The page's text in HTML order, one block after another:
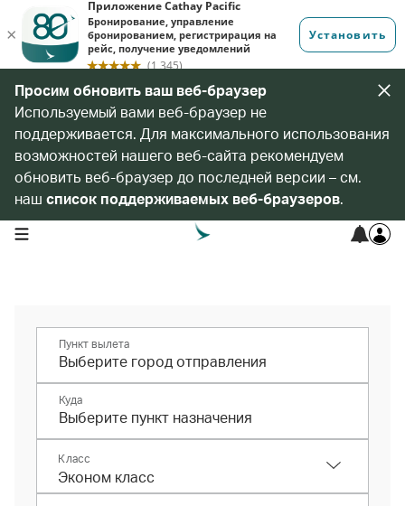
Просим обновить ваш веб-браузер
Используемый вами веб-браузер не
поддерживается. Для максимального использования
возможностей нашего веб-сайта рекомендуем
обновить веб-браузер до последней версии – см.
наш список поддерживаемых веб-браузеров.
open navigation menu
Пункт вылета
Куда
Класс